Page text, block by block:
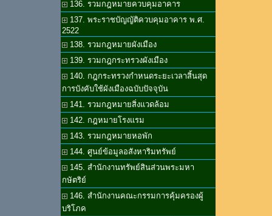
136. รวมกฎหมายควบคุมอาคาร
137. พระราชบัญญัติควบคุมอาคาร พ.ศ.
2522
138. รวมกฎหมายผังเมือง
139. รวมกฎกระทรวงผังเมือง
140. กฎกระทรวงกำหนดระยะเวลาสิ้นสุด
การบังคับใช้ผังเมืองฉบับปัจจุบัน
141. รวมกฎหมายสิ่งแวดล้อม
142. กฎหมายโรงแรม
143. รวมกฎหมายหอพัก
144. ศูนย์ข้อมูลอสังหาริมทรัพย์
145. สำนักงานทรัพย์สินส่วนพระมหา
กษัตริย์
146. สำนักงานคณะกรรมการคุ้มครองผู้
บริโภค